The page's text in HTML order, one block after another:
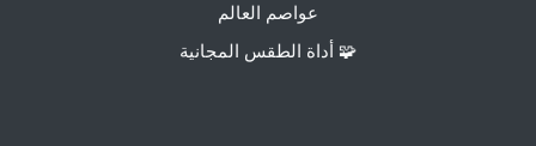
عواصم العالم
🧩 أداة الطقس المجانية